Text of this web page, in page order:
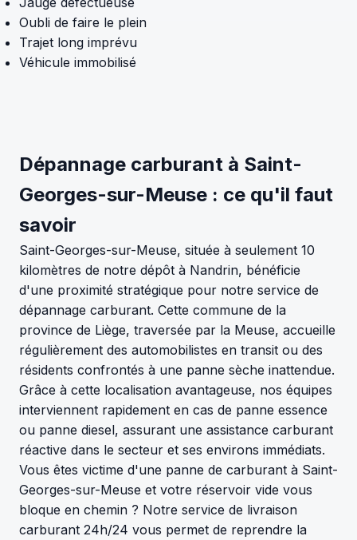
Oubli de faire le plein
Trajet long imprévu
Véhicule immobilisé
Dépannage carburant à Saint-
Georges-sur-Meuse : ce qu'il faut
savoir
Saint-Georges-sur-Meuse, située à seulement 10
kilomètres de notre dépôt à Nandrin, bénéficie
d'une proximité stratégique pour notre service de
dépannage carburant. Cette commune de la
province de Liège, traversée par la Meuse, accueille
régulièrement des automobilistes en transit ou des
résidents confrontés à une panne sèche inattendue.
Grâce à cette localisation avantageuse, nos équipes
interviennent rapidement en cas de panne essence
ou panne diesel, assurant une assistance carburant
réactive dans le secteur et ses environs immédiats.
Vous êtes victime d'une panne de carburant à Saint-
Georges-sur-Meuse et votre réservoir vide vous
bloque en chemin ? Notre service de livraison
carburant 24h/24 vous permet de reprendre la